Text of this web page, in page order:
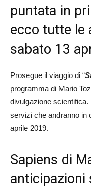
puntata in
ecco tutte le
sabato 13
Prosegue il viaggio di “
programma di Mario
divulgazione
servizi che andranno in
aprile 2019.
Sapiens di
anticipazioni